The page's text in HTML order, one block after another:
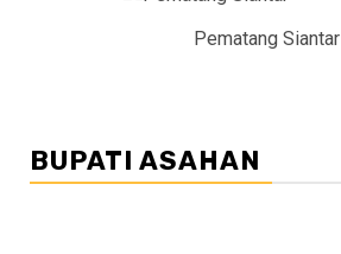
Pematang Siantar
BUPATI ASAHAN